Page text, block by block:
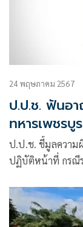
24 พฤษภาคม 2567
ป.ป.ช. ฟันอ
ทหารเพชร
ป.ป.ช. ชี้มูลความ
ปฏิบัติหน้าที่ กรณีร